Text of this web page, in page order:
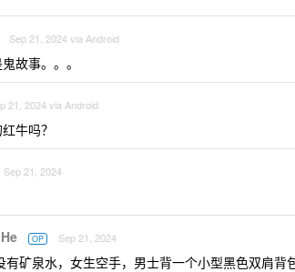
Sep 21, 2024 via Android
故事。。。
21, 2024 via Android
牛吗？
Sep 21, 2024
OP Sep 21, 2024
有矿泉水，女生空手，男士背一个小型黑色双肩